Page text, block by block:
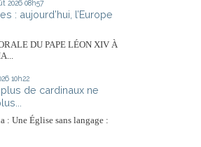
2026 08h57
: aujourd’hui, l’Europe
DU PAPE LÉON XIV À
10h22
de cardinaux ne
: Une Église sans langage :